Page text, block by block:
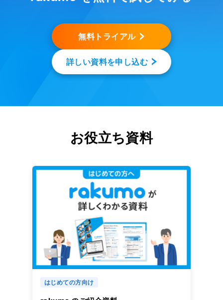
無料トライアル
詳しい資料を申し込む
お役立ち資料
はじめての方向け